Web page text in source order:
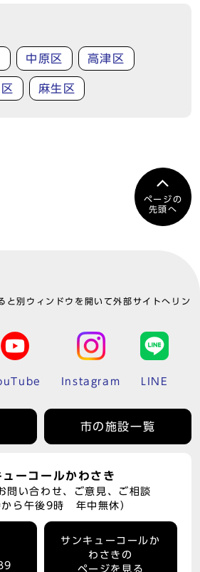
中原区 高津区
麻生区
ページの
先頭へ
と別ウィンドウを開いて外部サイトへリン
Instagram LINE
市の施設一覧
ューコールかわさき
問い合わせ、ご意見、ご相談
から午後9時 年中無休）
サンキューコールか
わさきの
ページを見る